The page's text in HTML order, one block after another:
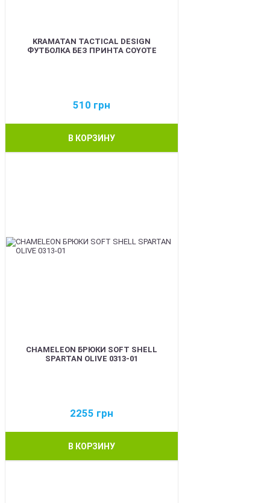
KRAMATAN TACTICAL DESIGN
ФУТБОЛКА БЕЗ ПРИНТА COYOTE
510 грн
В КОРЗИНУ
CHAMELEON БРЮКИ SOFT SHELL
SPARTAN OLIVE 0313-01
2255 грн
В КОРЗИНУ